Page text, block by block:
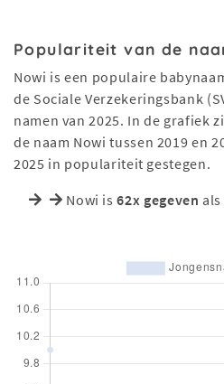
Populariteit van de
Nowi is een populaire
de Sociale Verzekeringsbank
namen van 2025. In de grafiek
de naam Nowi tussen 2019 en
2025 in populariteit gestegen.
Nowi is62x gegeven